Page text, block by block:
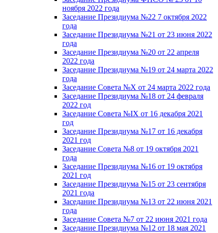
ноября 2022 года
Заседание Президиума №22 7 октября 2022
года
Заседание Президиума №21 от 23 июня 2022
года
Заседание Президиума №20 от 22 апреля
2022 года
Заседание Президиума №19 от 24 марта 2022
года
Заседание Совета №X от 24 марта 2022 года
Заседание Президиума №18 от 24 февраля
2022 год
Заседание Совета №IX от 16 декабря 2021
год
Заседание Президиума №17 от 16 декабря
2021 год
Заседание Совета №8 от 19 октября 2021
года
Заседание Президиума №16 от 19 октября
2021 год
Заседание Президиума №15 от 23 сентября
2021 года
Заседание Президиума №13 от 22 июня 2021
года
Заседание Совета №7 от 22 июня 2021 года
Заседание Президиума №12 от 18 мая 2021